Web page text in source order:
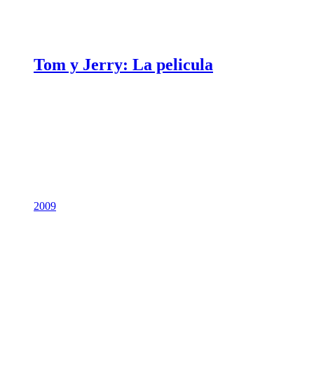
Tom y Jerry: La pelicula
2009